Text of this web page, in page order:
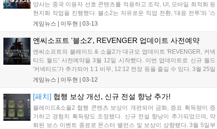
양사는 중국 이용자 선호 콘텐츠를 적용하고 조작, UI, 모바일 최적화 등
현지화 작업을 진행했다. 블소2는 자유로운 직업 전환, '대응 전투'와 '스
킬 콤보' 등 액션성을 강화했다. 최상급 장비는 게임 플레이로만 획득 가
게임뉴스 | 이두현 | 03-13
엔씨소프트 '블소2', REVENGER 업데이트 사전예약
엔씨소프트의 블레이드 & 소울2가 대규모 업데이트 'REVENGER, 커넥
티드 월드' 사전예약을 3월 12일 시작했다. 이번 업데이트로 신규 월드
'커넥티드'가 추가되어 1:1 비무, 12:12 전장 등을 즐길 수 있다. 3월 25일
까지 사전예약에 참여하면 신규 귀중품 '부채'를 포함한 보상을 얻을 수
다....
게임뉴스 | 이두현 | 03-12
[패치] 협행 보상 개선, 신규 전설 향낭 추가!
블레이드&소울2 협행 콘텐츠 보상이 개편되어 금화, 증표 획득량이 증
가하고 경험치 획득량도 조정됐다. 신규 전설 향낭이 추가되었으며, 약
화된 보스 이벤트 종료로 몬스터 밸런스 및 보상이 상향됐다. 3월 5일부